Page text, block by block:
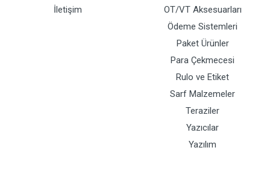
İletişim
OT/VT Aksesuarları
Ödeme Sistemleri
Paket Ürünler
Para Çekmecesi
Rulo ve Etiket
Sarf Malzemeler
Teraziler
Yazıcılar
Yazılım